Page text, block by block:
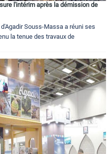
l'intérim après la démission de
Souss-Massa a réuni ses
la tenue des travaux de